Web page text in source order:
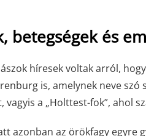
betegségek és
híresek voltak arról,
is, amelynek neve
vagyis a „Holttest-fok”, ahol
azonban az örökfagy egyre